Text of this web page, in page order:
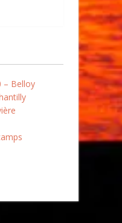
– Belloy